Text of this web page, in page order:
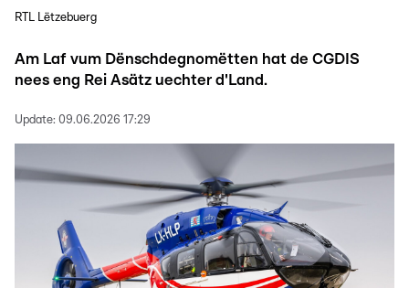
RTL Lëtzebuerg
Am Laf vum Dënschdegnomëtten hat de CGDIS
nees eng Rei Asätz uechter d'Land.
Update: 09.06.2026 17:29